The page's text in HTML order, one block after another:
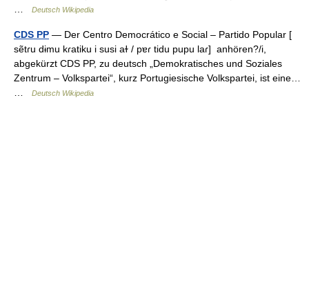
Deutsch Wikipedia
CDS PP — Der Centro Democrático e Social – Partido Popular [
sẽtɾu dɨmu kɾatiku i susi aɫ / pɐɾ tidu pupu laɾ] anhören?/i,
abgekürzt CDS PP, zu deutsch „Demokratisches und Soziales
Zentrum – Volkspartei“, kurz Portugiesische Volkspartei, ist eine…
Deutsch Wikipedia